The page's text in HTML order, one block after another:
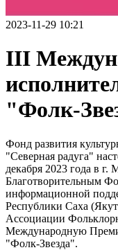
2023-11-29 10:21
III
"Фолк-
Фонд развития
"Северная радуга"
декабря 2023 года в г.
Благотворительным
информационной
Республики Саха
Ассоциации
Международную
"Фолк-Звезда".